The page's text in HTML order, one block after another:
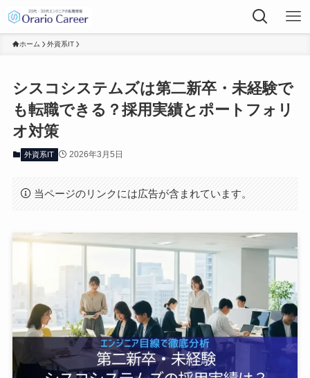
ホーム 外資系IT
シスコシステムズは第二新卒・未経験で
も転職できる？採用実績とポートフォリ
オ対策
外資系IT 2026年3月5日
当ページのリンクには広告が含まれています。